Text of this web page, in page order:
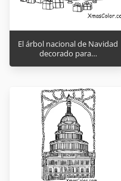
El árbol nacional de Navidad
decorado para…